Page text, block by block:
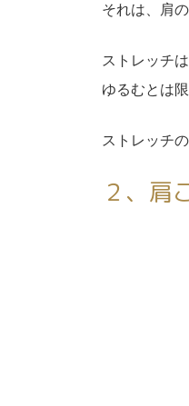
それは、肩
ストレッチ
ゆるむとは
ストレッチ
２、肩